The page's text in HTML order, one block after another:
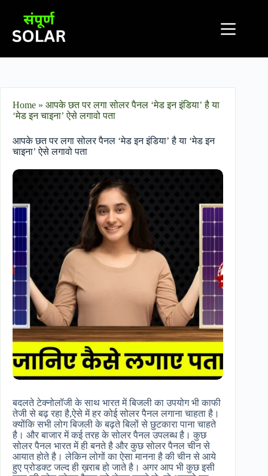
Home » आपके छत पर लगा सोलर पैनल ‘मेड इन इंडिया’ है या
‘मेड इन चाइना’ ऐसे लगावो पता
आपके छत पर लगा सोलर पैनल ‘मेड इन इंडिया’ है या ‘मेड इन
चाइना’ ऐसे लगावो पता
बदलते टेक्नोलॉजी के साथ भारत में बिजली का उपयोग भी काफी
तेजी से बढ़ रहा है,ऐसे में हर कोई सोलर पैनल लगाना चाहता है।
क्योंकि सभी लोग बिजली के बढ़ते बिलों से छुटकारा पाना चाहते
है। और बाजार में कई तरह के सोलर पैनल उपलब्ध है। कुछ
सोलर पैनल भारत में ही बनते है और कुछ सोलर पैनल चीन से
आयात होते है। लेकिन लोगों का ऐसा मानना है की चीन से आये
हुए प्रोडक्ट जल्द ही ख़राब हो जाते है। अगर आप भी कुछ इसी